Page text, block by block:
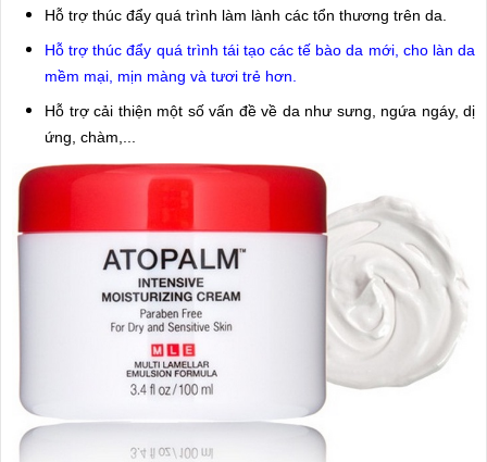
Hỗ trợ thúc đẩy quá trình làm lành các tổn thương trên da.
Hỗ trợ thúc đẩy quá trình tái tạo các tế bào da mới, cho làn da
mềm mại, mịn màng và tươi trẻ hơn.
Hỗ trợ cải thiện một số vấn đề về da như sưng, ngứa ngáy, dị
ứng, chàm,...